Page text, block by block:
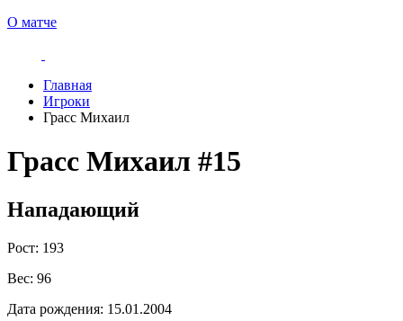
О матче
Главная
Игроки
Грасс Михаил
Грасс Михаил #15
Нападающий
Рост: 193
Вес: 96
Дата рождения: 15.01.2004